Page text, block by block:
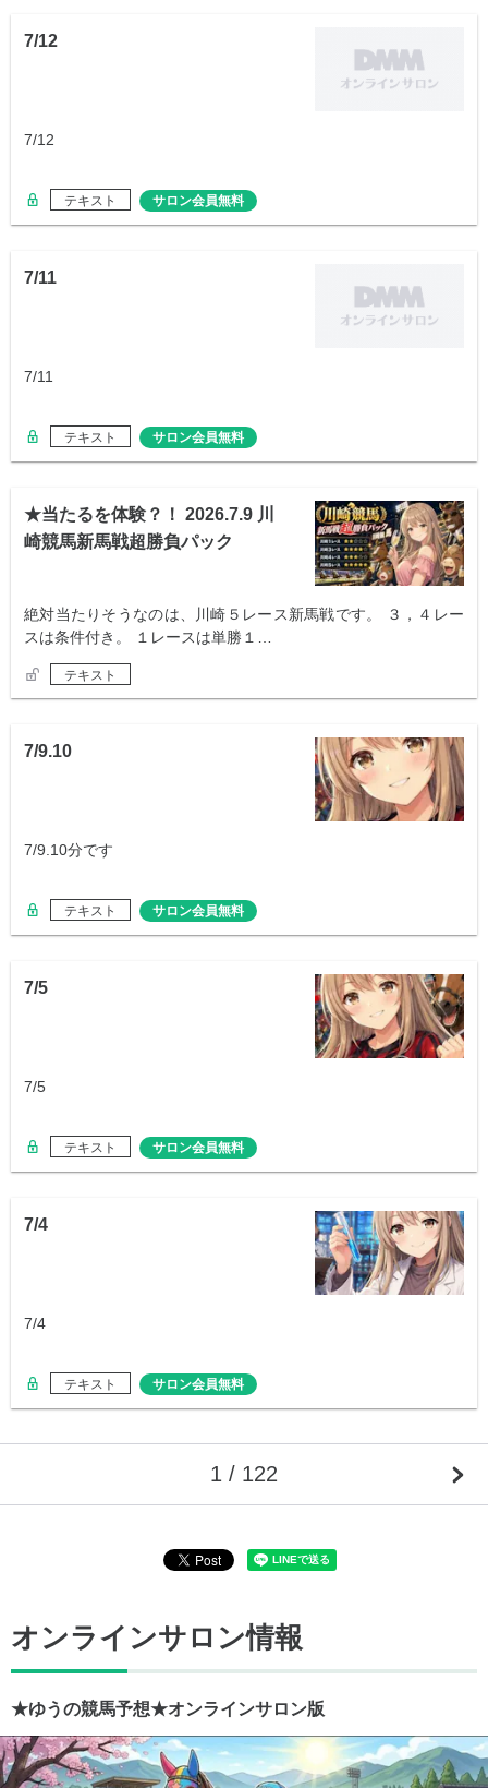
7/12
7/12
テキスト サロン会員無料
7/11
7/11
テキスト サロン会員無料
★当たるを体験？！ 2026.7.9 川
崎競馬新馬戦超勝負パック
絶対当たりそうなのは、川崎５レース新馬戦です。 ３，４レー
スは条件付き。 １レースは単勝１…
テキスト
7/9.10
7/9.10分です
テキスト サロン会員無料
7/5
7/5
テキスト サロン会員無料
7/4
7/4
テキスト サロン会員無料
1 / 122
オンラインサロン情報
★ゆうの競馬予想★オンラインサロン版